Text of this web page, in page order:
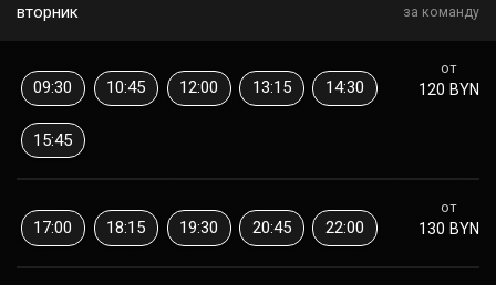
вторник
за команду
от
120 BYN
09:30 10:45 12:00 13:15 14:30
15:45
от
130 BYN
17:00 18:15 19:30 20:45 22:00